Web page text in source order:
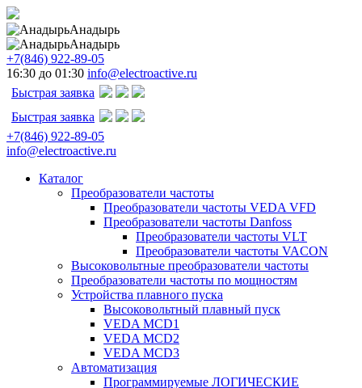
Анадырь
Анадырь
+7(846) 922-89-05
16:30 до 01:30 info@electroactive.ru
Быстрая заявка
Быстрая заявка
+7(846) 922-89-05
info@electroactive.ru
Каталог
Преобразователи частоты
Преобразователи частоты VEDA VFD
Преобразователи частоты Danfoss
Преобразователи частоты VLT
Преобразователи частоты VACON
Высоковольтные преобразователи частоты
Преобразователи частоты по мощностям
Устройства плавного пуска
Высоковольтный плавный пуск
VEDA MCD1
VEDA MCD2
VEDA MCD3
Автоматизация
Программируемые ЛОГИЧЕСКИЕ